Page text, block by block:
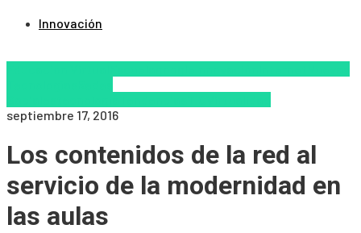
Innovación
septiembre 17, 2016
Los contenidos de la red al
servicio de la modernidad en
las aulas